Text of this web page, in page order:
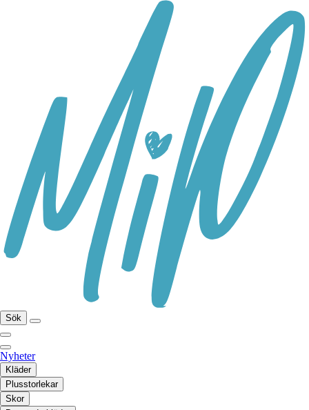
Sök
Nyheter
Kläder
Plusstorlekar
Skor